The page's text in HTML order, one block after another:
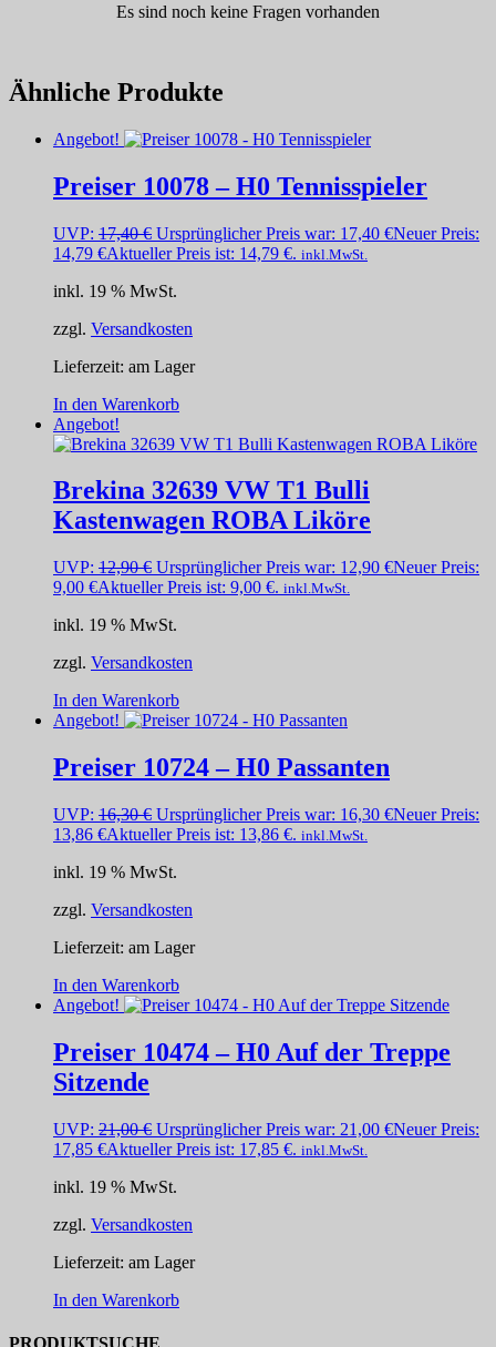
Es sind noch keine Fragen vorhanden
Ähnliche Produkte
Angebot!
Preiser 10078 – H0 Tennisspieler
UVP: 17,40€ Ursprünglicher Preis war: 17,40 €Neuer Preis:
14,79 €Aktueller Preis ist: 14,79 €. inkl.MwSt.
inkl. 19 % MwSt.
zzgl. Versandkosten
Lieferzeit: am Lager
In den Warenkorb
Angebot!
Brekina 32639 VW T1 Bulli
Kastenwagen ROBA Liköre
UVP: 12,90€ Ursprünglicher Preis war: 12,90 €Neuer Preis:
9,00 €Aktueller Preis ist: 9,00 €. inkl.MwSt.
inkl. 19 % MwSt.
zzgl. Versandkosten
In den Warenkorb
Angebot!
Preiser 10724 – H0 Passanten
UVP: 16,30€ Ursprünglicher Preis war: 16,30 €Neuer Preis:
13,86 €Aktueller Preis ist: 13,86 €. inkl.MwSt.
inkl. 19 % MwSt.
zzgl. Versandkosten
Lieferzeit: am Lager
In den Warenkorb
Angebot!
Preiser 10474 – H0 Auf der Treppe
Sitzende
UVP: 21,00€ Ursprünglicher Preis war: 21,00 €Neuer Preis:
17,85 €Aktueller Preis ist: 17,85 €. inkl.MwSt.
inkl. 19 % MwSt.
zzgl. Versandkosten
Lieferzeit: am Lager
In den Warenkorb